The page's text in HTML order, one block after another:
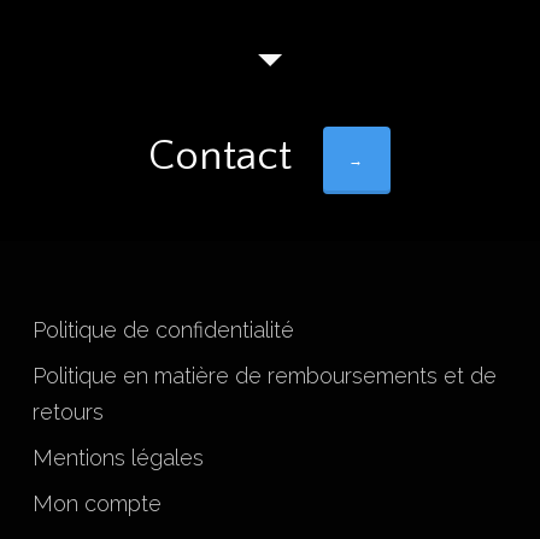
Contact →
Politique de confidentialité
Politique en matière de remboursements et de
retours
Mentions légales
Mon compte